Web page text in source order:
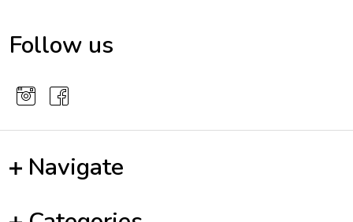
Follow us
Navigate